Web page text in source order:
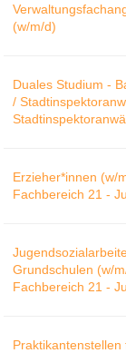
(w/m/d)
Duales Studium -
/
Erzieher*innen (w/
Fachbereich 21 -
Grundschulen (w/
Fachbereich 21 -
Praktikantenstellen